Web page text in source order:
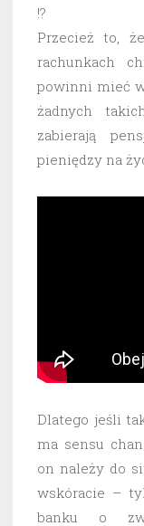
!?
Przecież to,
rachunkach
powinni mieć
żadnych
zabierają
pieniędzy na
Dlatego jeśli
ma sensu
on należy do
wskóracie –
banku o